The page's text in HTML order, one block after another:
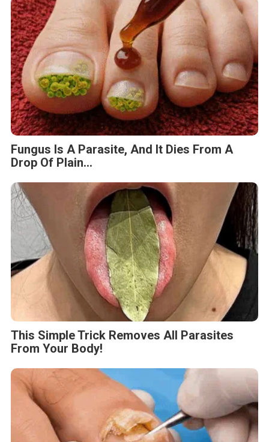
Fungus Is A Parasite, And It Dies From A
Drop Of Plain...
This Simple Trick Removes All Parasites
From Your Body!